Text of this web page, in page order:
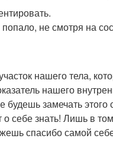
не смотря на
нашего тела,
нашего
замечать
себе знать! Лишь в
спасибо самой